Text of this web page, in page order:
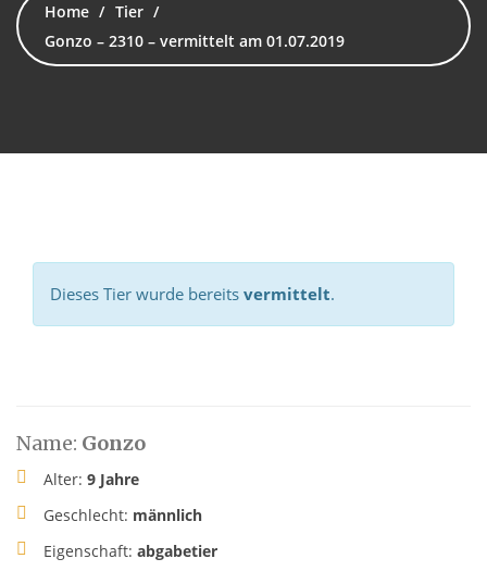
Home
Tier
Gonzo – 2310 – vermittelt am 01.07.2019
Dieses Tier wurde bereits vermittelt.
Name: Gonzo
Alter: 9 Jahre
Geschlecht: männlich
Eigenschaft: abgabetier